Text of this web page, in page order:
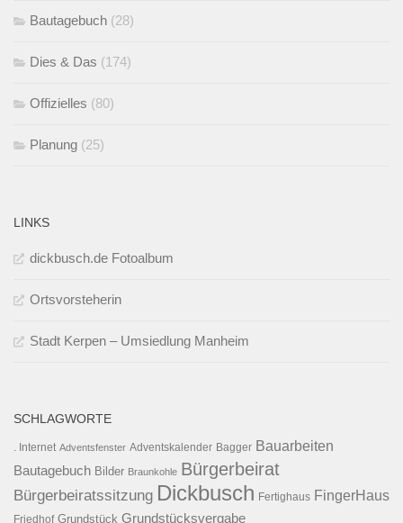
Bautagebuch (28)
Dies & Das (174)
Offizielles (80)
Planung (25)
LINKS
dickbusch.de Fotoalbum
Ortsvorsteherin
Stadt Kerpen – Umsiedlung Manheim
SCHLAGWORTE
. Internet Adventsfenster Adventskalender Bagger Bauarbeiten
Bautagebuch Bilder Braunkohle Bürgerbeirat
Bürgerbeiratssitzung Dickbusch Fertighaus FingerHaus
Friedhof Grundstück Grundstücksvergabe